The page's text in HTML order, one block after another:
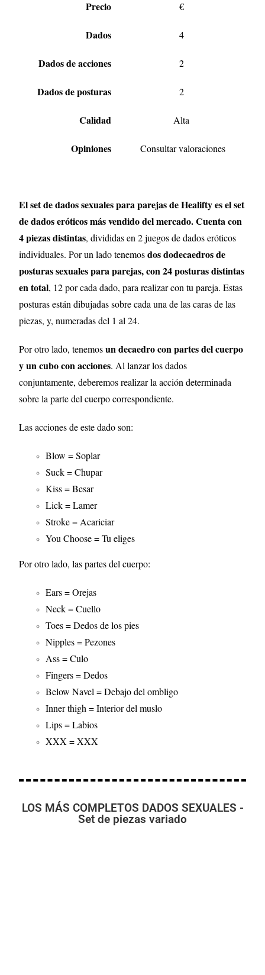
Precio €
Dados 4
Dados de acciones 2
Dados de posturas 2
Calidad Alta
Opiniones Consultar valoraciones
El set de dados sexuales para parejas de Healifty es el set
de dados eróticos más vendido del mercado. Cuenta con
4 piezas distintas, divididas en 2 juegos de dados eróticos
individuales. Por un lado tenemosdos dodecaedros de
posturas sexuales para parejas, con 24 posturas distintas
en total, 12 por cada dado, para realizar con tu pareja. Estas
posturas están dibujadas sobre cada una de las caras de las
piezas, y, numeradas del 1 al 24.
Por otro lado, tenemosun decaedro con partes del cuerpo
y un cubo con acciones. Al lanzar los dados
conjuntamente, deberemos realizar la acción determinada
sobre la parte del cuerpo correspondiente.
Las acciones de este dado son:
Blow = Soplar
Suck = Chupar
Kiss = Besar
Lick = Lamer
Stroke = Acariciar
You Choose = Tu eliges
Por otro lado, las partes del cuerpo:
Ears = Orejas
Neck = Cuello
Toes = Dedos de los pies
Nipples = Pezones
Ass = Culo
Fingers = Dedos
Below Navel = Debajo del ombligo
Inner thigh = Interior del muslo
Lips = Labios
XXX = XXX
LOS MÁS COMPLETOS DADOS SEXUALES -
Set de piezas variado